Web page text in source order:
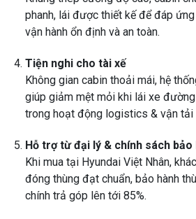
phanh, lái được thiết kế để đáp
vận hành ổn định và an toàn.
Tiện nghi cho tài xế
Không gian cabin thoải mái, hệ
giúp giảm mệt mỏi khi lái xe
trong hoạt động logistics & vận tải
Hỗ trợ từ đại lý & chính sách bảo
Khi mua tại Hyundai Việt Nhân,
đóng thùng đạt chuẩn, bảo hành
chính trả góp lên tới 85%.